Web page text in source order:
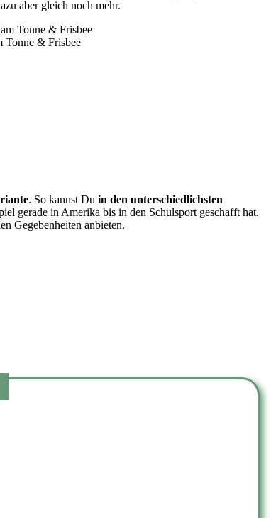
aber gleich noch mehr.
Tonne & Frisbee
. So kannst Du in den unterschiedlichsten
gerade in Amerika bis in den Schulsport geschafft hat.
Gegebenheiten anbieten.